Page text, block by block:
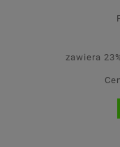
zawiera